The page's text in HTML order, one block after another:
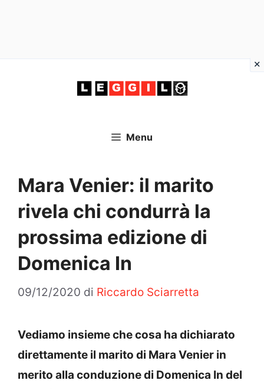
Menu
Mara Venier: il marito
rivela chi condurrà la
prossima edizione di
Domenica In
09/12/2020 di Riccardo Sciarretta
Vediamo insieme che cosa ha dichiarato
direttamente il marito di Mara Venier in
merito alla conduzione di Domenica In del